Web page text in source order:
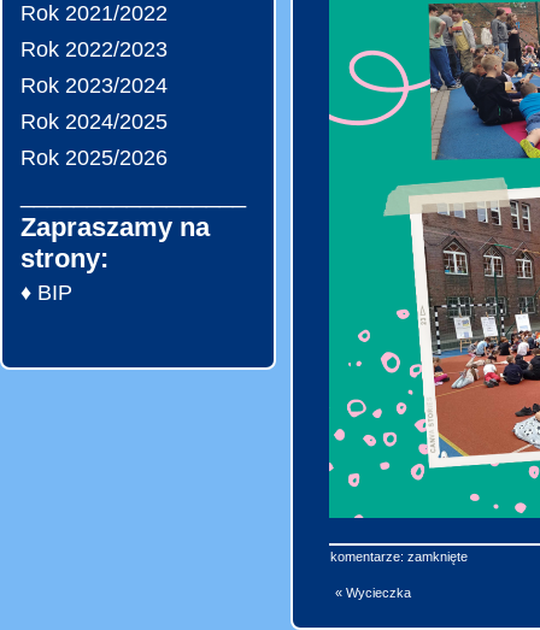
Rok 2021/2022
Rok 2022/2023
Rok 2023/2024
Rok 2024/2025
Rok 2025/2026
Zapraszamy na
strony:
♦ BIP
komentarze: zamknięte
« Wycieczka